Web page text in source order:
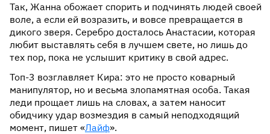
Так, Жанна обожает спорить и подчинять людей своей
воле, а если ей возразить, и вовсе превращается в
дикого зверя. Серебро досталось Анастасии, которая
любит выставлять себя в лучшем свете, но лишь до
тех пор, пока не услышит критику в свой адрес.
Топ-3 возглавляет Кира: это не просто коварный
манипулятор, но и весьма злопамятная особа. Такая
леди прощает лишь на словах, а затем наносит
обидчику удар возмездия в самый неподходящий
момент, пишет «Лайф».